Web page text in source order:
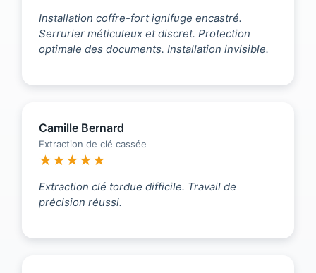
Installation coffre-fort ignifuge encastré.
Serrurier méticuleux et discret. Protection
optimale des documents. Installation invisible.
Camille Bernard
Extraction de clé cassée
★★★★★
Extraction clé tordue difficile. Travail de
précision réussi.